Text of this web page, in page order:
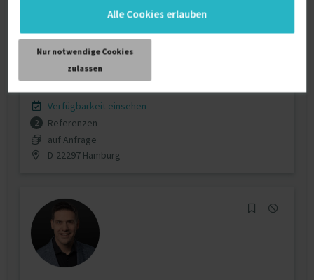
Alle Cookies erlauben
Nur notwendige Cookies
zulassen
Art direction 7 J.
Redaktionellen Gestaltung
Verfügbarkeit einsehen
2
Referenzen
auf Anfrage
D-22297 Hamburg